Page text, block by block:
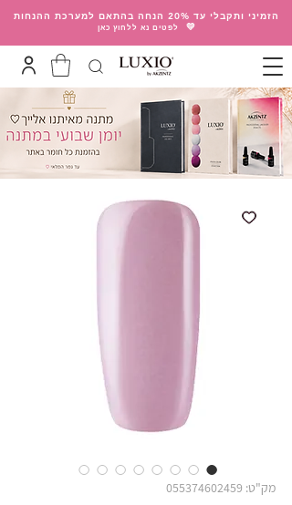
הזמיני ותקבלי עד 20% הנחה בהתאם למערכת ההנחות
💛
לפטים נא ללחוץ כאן
מק"ט: 055374602459